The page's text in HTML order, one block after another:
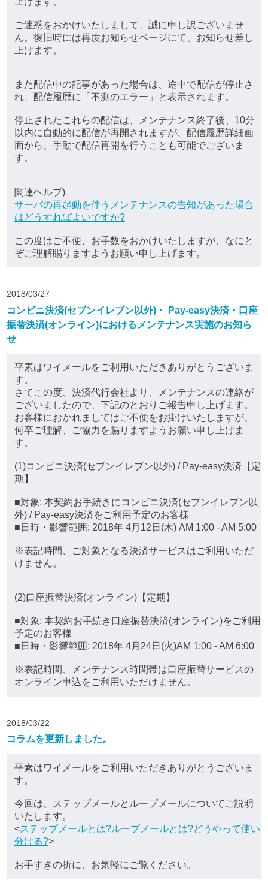
ご迷惑をおかけいたしまして、誠に申し訳ございませ
ん。復旧時には再度お知らせページにて、お知らせ差し
上げます。
また配信中の記事があった場合は、途中で配信が停止さ
れ、配信履歴に「不測のエラー」と表示されます。
停止されたこれらの配信は、メンテナンス終了後、10分
以内に自動的に配信が再開されますが、配信履歴詳細画
面から、手動で配信再開を行うことも可能でございま
す。
関連ヘルプ)
サーバの再起動を伴うメンテナンスの告知があった場合
はどうすればよいですか?
この度はご不便、お手数をおかけいたしますが、なにと
ぞご理解賜りますようお願い申し上げます。
2018/03/27
コンビニ決済(セブンイレブン以外)・ Pay-easy決済・口座
振替決済(オンライン)におけるメンテナンス実施のお知ら
せ
平素はワイメールをご利用いただきありがとうございま
す。
さてこの度、決済代行会社より、メンテナンスの連絡が
ございましたので、下記のとおりご報告申し上げます。
お客様におかれましてはご不便をお掛けいたしますが、
何卒ご理解、ご協力を賜りますようお願い申し上げま
す。
(1)コンビニ決済(セブンイレブン以外) / Pay-easy決済【定
期】
■対象: 本契約お手続きにコンビニ決済(セブンイレブン以
外) / Pay-easy決済をご利用予定のお客様
■日時・影響範囲: 2018年 4月12日(木) AM 1:00 - AM 5:00
※表記時間、ご対象となる決済サービスはご利用いただ
けません。
(2)口座振替決済(オンライン)【定期】
■対象: 本契約お手続き口座振替決済(オンライン)をご利用
予定のお客様
■日時・影響範囲: 2018年 4月24日(火)AM 1:00 - AM 6:00
※表記時間、メンテナンス時間帯は口座振替サービスの
オンライン申込をご利用いただけません。
2018/03/22
コラムを更新しました。
平素はワイメールをご利用いただきありがとうございま
す。
今回は、ステップメールとループメールについてご説明
いたします。
<ステップメールとは?ループメールとは?どうやって使い
分ける?>
お手すきの折に、お気軽にご覧ください。